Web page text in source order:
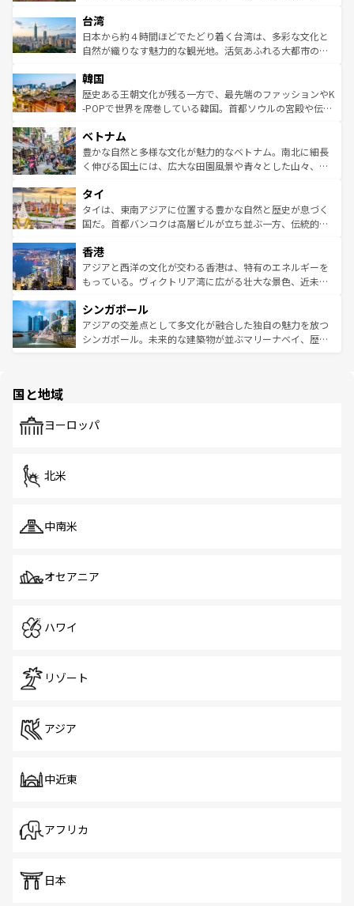
ならではの贅沢な旅のスタイルだ。 なお、新着のアメリカ
情報はコンテンツ一覧を参照してほしい。
れるおもてなしの心で訪れる人々を迎えてくれるハワイの
人々、おいしいローカルフードやハワイアンミュージッ
ク、伝統的なフラダンスなど、すべてがハワイの魅力を彩
ワイを、存分に味わってほしい。 なお、新着のハワイ情報
はコンテンツ一覧を参照してほしい。
リアリーフや大陸中央部にそびえるウルル（エアーズロッ
ク）、タスマニアの美しい原生林やケアンズの熱帯雨林な
ど、見どころがたくさん。また、カフェやワイン、オージ
いる。アクティビティも充実しており、サーフィンやダイ
ビング、ハイキングなど、アウトドア好きにはたまらな
い。オーストラリアの多彩な魅力を存分に味わいつくそ
参照してほしい。
台湾
日本から約４時間ほどでたどり着く台湾は、多彩な文化と
自然が織りなす魅力的な観光地。活気あふれる大都市の台
ン）、静ひつな山岳地帯である台湾東部など、都市の喧騒
と山間の静けさが共存しており、訪れる人に新しい発見と
驚きをもたらしてくれる。また、奥深い台湾の食文化も魅
容にもいいと評判のスイーツなど、バラエティ豊かな料理
が味わえる。 なお、新着の台湾情報は コンテンツ一覧を参
照してほしい。
韓国
歴史ある王朝文化が残る一方で、最先端のファッションやK
-POPで世界を席巻している韓国。首都ソウルの宮殿や伝統
き、地方に足を延ばせば四季折々の自然美を楽しむことが
できる。そして、キムチや焼肉、絶品のストリートフード
まで、さまざまな韓国料理が待っている。夜には、韓国な
リティに包まれながら、韓国の多彩な魅力を心ゆくまで味
わってみてほしい。 なお、新着の韓国情報はコンテンツ一
覧を参照してほしい。
ベトナム
豊かな自然と多様な文化が魅力的なベトナム。南北に細長
く伸びる国土には、広大な田園風景や青々とした山々、世
急速な発展と共に伝統が息づく。ハノイの古い町並みやホ
ーチミン市のフランス統治時代の建物も、独特の雰囲気を
醸し出している。また、バラエティの豊かさとおいしさで
とつ。フォーやバインミー、ベトナムコーヒーなどは、ぜ
ひ現地で味わいたい。どの地域を訪れてもあたたかい人々
が旅行者を迎えてくれるので、きっと忘れられない旅にな
参照してほしい。
タイ
タイは、東南アジアに位置する豊かな自然と歴史が息づく
国だ。首都バンコクは高層ビルが立ち並ぶ一方、伝統的な
の活気が交差している。北部ではチェンマイなどの山岳地
帯で自然と触れ合い、南部ではプーケットやクラビの美し
いビーチでリゾート気分を楽しむことができる。タイ料理
激する。気候は一年中温暖で、どの季節にも異なる楽しみ
が待っている。親しみやすいタイの人々、仏教を中心とし
た文化、そして多様な観光資源が、訪れる旅人を魅了し続
香港
アジアと西洋の文化が交わる香港は、特有のエネルギーを
もっている。ヴィクトリア湾に広がる壮大な景色、近未来
み、どこを訪れても感動するはず。観光スポットが密集し
ており、効率よく見どころを回れるのも魅力。息をのむよ
うな絶景から文化的な体験まで、香港を存分に楽しみ尽く
シンガポール
アジアの交差点として多文化が融合した独自の魅力を放つ
シンガポール。未来的な建築物が並ぶマリーナベイ、歴史
で、ホーカーズは地元の風情を楽しめる外せないスポット
国と地域
ヨーロッパ
北米
中南米
オセアニア
ハワイ
リゾート
アジア
中近東
アフリカ
日本